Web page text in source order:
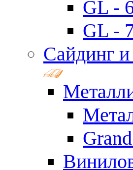
GL -
GL -
Сайдинг